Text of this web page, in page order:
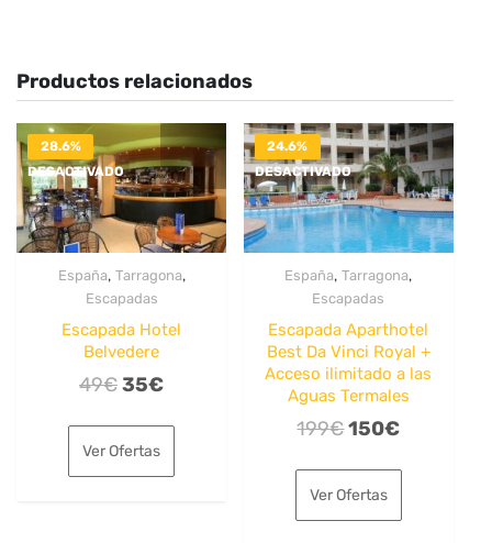
Productos relacionados
28.6%
DESACTIVADO
España, Tarragona,
Escapadas
Escapada Hotel
Belvedere
49€El
original
era:
35€El
es:
Ver Ofertas
24.6%
DESACTIVADO
España,Tarragona,
Escapadas
Escapada Aparthotel
Best Da Vinci Royal +
Acceso ilimitado a las
Aguas Termales
199€El
original
era:
150€El
es:
Ver Ofertas